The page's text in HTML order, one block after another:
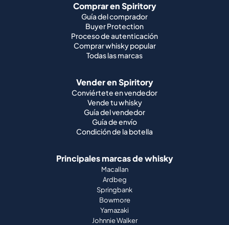
Comprar en Spiritory
Guía del comprador
Buyer Protection
Proceso de autenticación
Comprar whisky popular
Todas las marcas
Vender en Spiritory
Conviértete en vendedor
Vende tu whisky
Guía del vendedor
Guía de envío
Condición de la botella
Principales marcas de whisky
Macallan
Ardbeg
Springbank
Bowmore
Yamazaki
Johnnie Walker